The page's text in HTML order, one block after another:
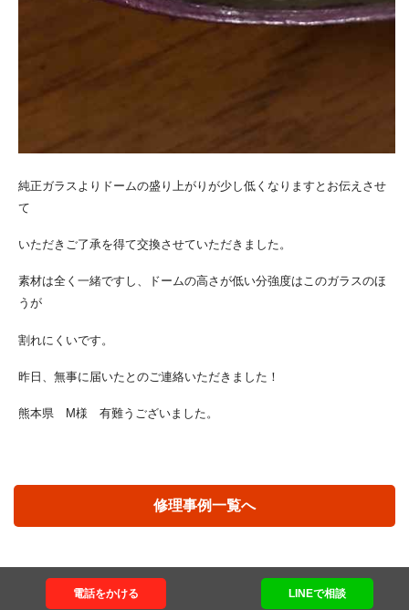
純正ガラスよりドームの盛り上がりが少し低くなりますとお伝えさせ
て
いただきご了承を得て交換させていただきました。
素材は全く一緒ですし、ドームの高さが低い分強度はこのガラスのほ
うが
割れにくいです。
昨日、無事に届いたとのご連絡いただきました！
熊本県 M様 有難うございました。
修理事例一覧へ
電話をかける LINEで相談